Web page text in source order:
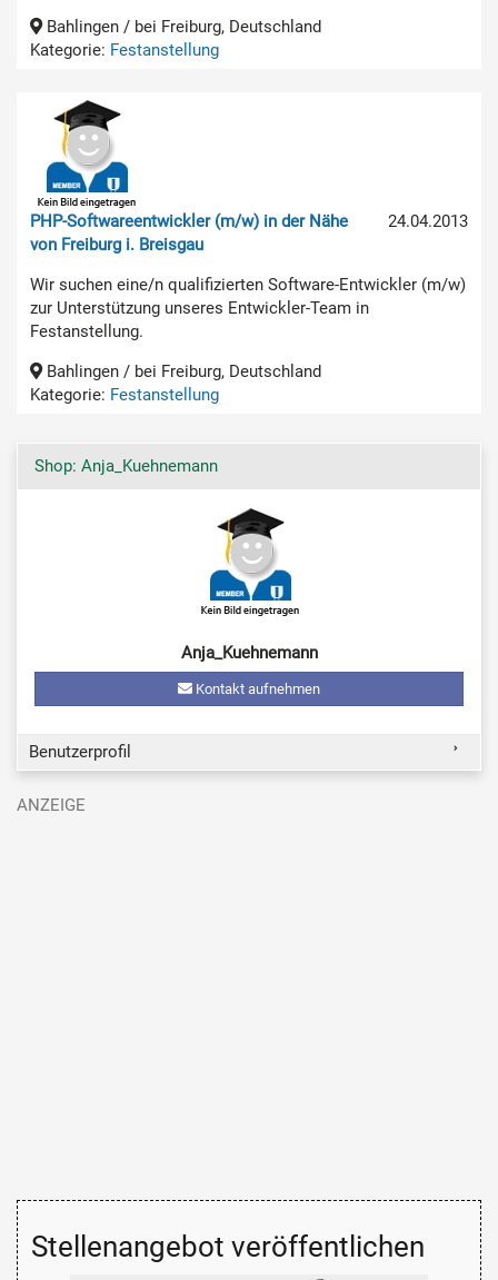
Bahlingen / bei Freiburg, Deutschland
Kategorie: Festanstellung
24.04.2013
PHP-Softwareentwickler (m/w) in der Nähe
von Freiburg i. Breisgau
Wir suchen eine/n qualifizierten Software-Entwickler (m/w)
zur Unterstützung unseres Entwickler-Team in
Festanstellung.
Bahlingen / bei Freiburg, Deutschland
Kategorie: Festanstellung
Shop: Anja_Kuehnemann
Anja_Kuehnemann
Kontakt aufnehmen
Benutzerprofil
Stellenangebot veröffentlichen